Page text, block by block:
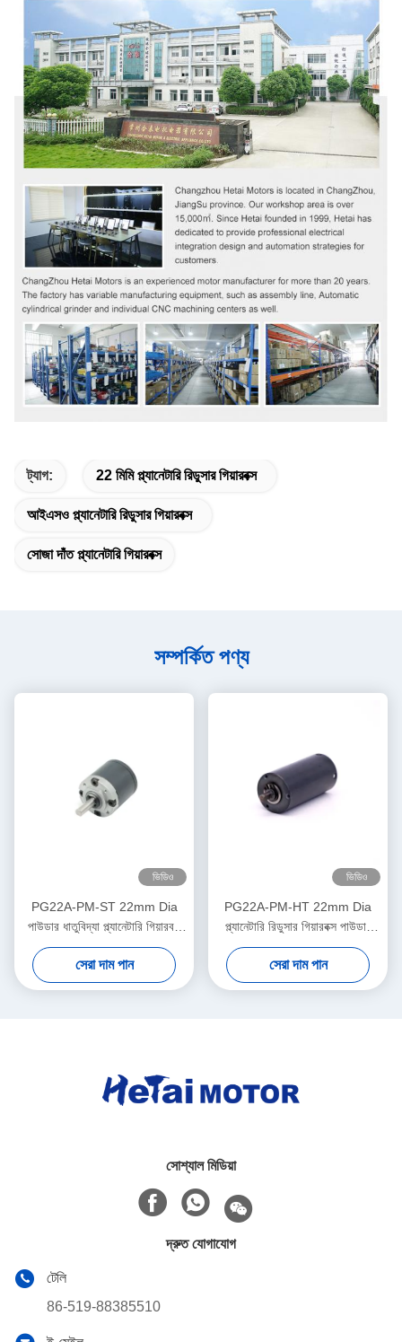
ট্যাগ: 22 মিমি প্ল্যানেটারি রিডুসার গিয়ারবক্স
আইএসও প্ল্যানেটারি রিডুসার গিয়ারবক্স
সোজা দাঁত প্ল্যানেটারি গিয়ারবক্স
সম্পর্কিত পণ্য
ভিডিও
PG22A-PM-ST 22mm Dia
পাউডার ধাতুবিদ্যা প্ল্যানেটারি গিয়ারবক্স
সোজা দাঁত
সেরা দাম পান
ভিডিও
PG22A-PM-HT 22mm Dia
প্ল্যানেটারি রিডুসার গিয়ারবক্স পাউডার
ধাতুবিদ্যা
সেরা দাম পান
সোশ্যাল মিডিয়া
দ্রুত যোগাযোগ
টেলি
86-519-88385510